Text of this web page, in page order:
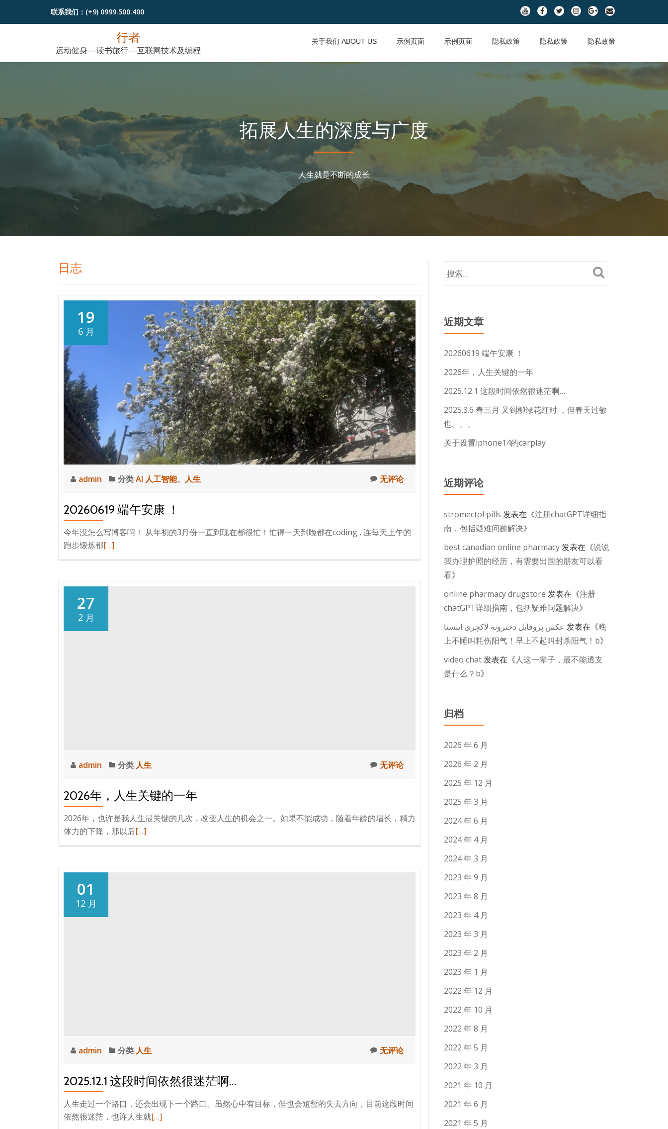
跳
联系我们： (+9) 0999.500.400
fa-
youtube
fa-
facebook
fa-
twitter
fa-
instagram
fa-
google-
plus
fa-
envelope
行者
运动健身---读书旅行---互联网技术及编程
关于我们 ABOUT US 示例页面 示例页面 隐私政策 隐私政策 隐私政策
拓展人生的深度与广度
人生就是不断的成长
日志
19
6 月
admin 分类AI 人工智能、 人生 无评论
20260619 端午安康 ！
今年没怎么写博客啊！ 从年初的3月份一直到现在都很忙！忙得一天到晚都在coding , 连每天上午的
跑步锻炼都阅
[…]
27
2 月
admin 分类 人生 无评论
2026年，人生关键的一年
2026年，也许是我人生最关键的几次，改变人生的机会之一。如果不能成功，随着年龄的增长，精力
体力的下降，那以后阅
[…]
01
12 月
admin 分类 人生 无评论
2025.12.1 这段时间依然很迷茫啊…
人生走过一个路口，还会出现下一个路口。虽然心中有目标，但也会短暂的失去方向，目前这段时间
依然很迷茫，也许人生就阅
[…]
近期文章
20260619 端午安康 ！
2026年，人生关键的一年
2025.12.1 这段时间依然很迷茫啊…
2025.3.6 春三月 又到柳绿花红时 ，但春天过敏
也。。。
关于设置iphone14的carplay
近期评论
stromectol pills 发表在《注册chatGPT详细指
南，包括疑难问题解决》
best canadian online pharmacy发表在《说说
我办理护照的经历，有需要出国的朋友可以看
看》
online pharmacy drugstore 发表在《注册
chatGPT详细指南，包括疑难问题解决》
عکس پروفایل دخترونه لاکچری اینستا 发表在《晚
上不睡叫耗伤阳气！早上不起叫封杀阳气！b》
video chat发表在《人这一辈子，最不能透支
是什么？b》
归档
2026 年 6 月
2026 年 2 月
2025 年 12 月
2025 年 3 月
2024 年 6 月
2024 年 4 月
2024 年 3 月
2023 年 9 月
2023 年 8 月
2023 年 4 月
2023 年 3 月
2023 年 2 月
2023 年 1 月
2022 年 12 月
2022 年 10 月
2022 年 8 月
2022 年 5 月
2022 年 3 月
2021 年 10 月
2021 年 6 月
2021 年 5 月